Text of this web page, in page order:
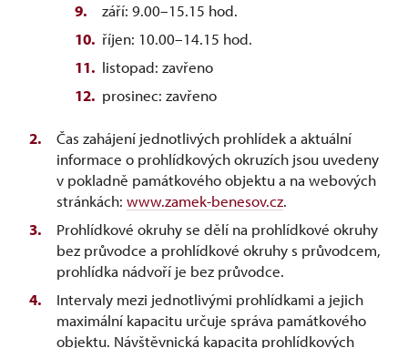
září: 9.00–15.15 hod.
říjen: 10.00–14.15 hod.
listopad: zavřeno
prosinec: zavřeno
Čas zahájení jednotlivých prohlídek a aktuální
informace o prohlídkových okruzích jsou uvedeny
v pokladně památkového objektu a na webových
stránkách: www.zamek-benesov.cz.
Prohlídkové okruhy se dělí na prohlídkové okruhy
bez průvodce a prohlídkové okruhy s průvodcem,
prohlídka nádvoří je bez průvodce.
Intervaly mezi jednotlivými prohlídkami a jejich
maximální kapacitu určuje správa památkového
objektu. Návštěvnická kapacita prohlídkových